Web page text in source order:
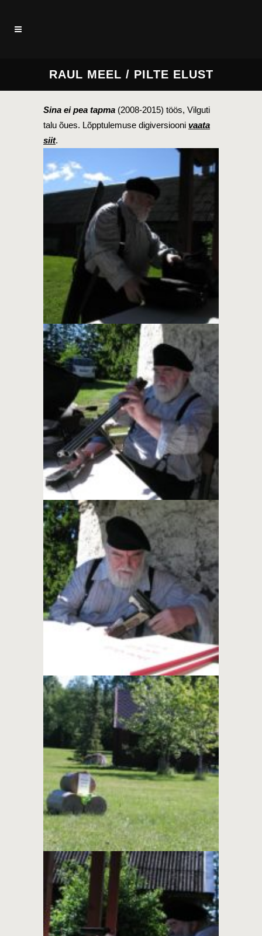
RAUL MEEL / PILTE ELUST
Sina ei pea tapma (2008-2015) töös, Vilguti
talu õues. Lõpptulemuse digiversiooni vaata
siit.